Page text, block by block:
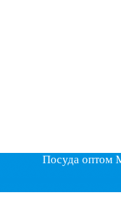
Посуда оптом